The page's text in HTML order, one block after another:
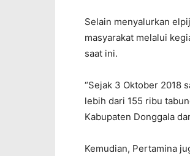
Selain menyalurkan
masyarakat melalui
saat ini.
“Sejak 3 Oktober 2018
lebih dari 155 ribu
Kabupaten Donggala
Kemudian, Pertamina